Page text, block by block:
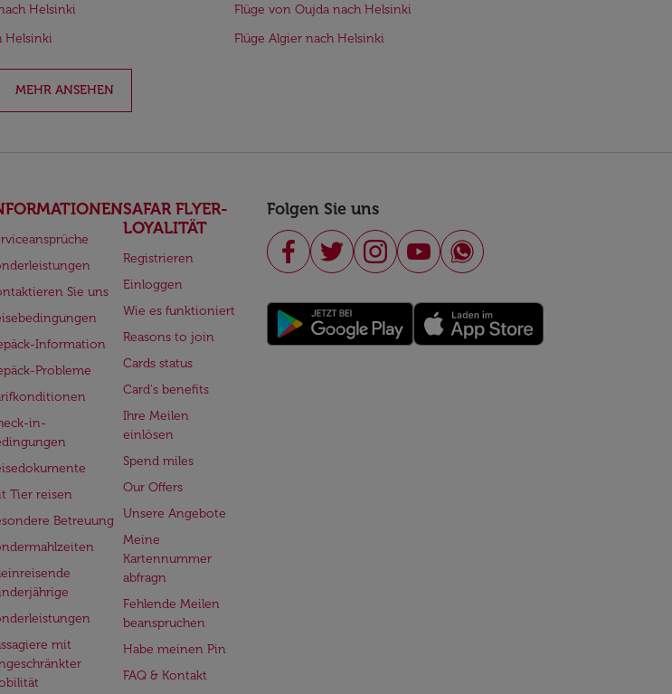
Helsinki
Flüge von Oujda nach Helsinki
Helsinki Flüge Algier nach Helsinki
MEHR ANSEHEN
Sie uns
Information
Probleme
in-
Tier reisen
Betreuung
mit
SAFAR FLYER-
LOYALITÄT
Registrieren
Einloggen
Wie es funktioniert
Reasons to join
Cards status
Card's benefits
Ihre Meilen
einlösen
Spend miles
Our Offers
Unsere Angebote
Meine
Kartennummer
abfragn
Fehlende Meilen
beanspruchen
Habe meinen Pin
FAQ & Kontakt
Folgen Sie uns